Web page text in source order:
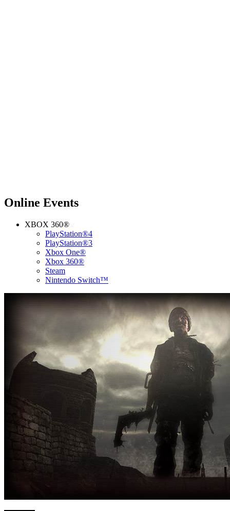
Online Events
XBOX 360®
PlayStation®4
PlayStation®3
Xbox One®
Xbox 360®
Steam
Nintendo Switch™